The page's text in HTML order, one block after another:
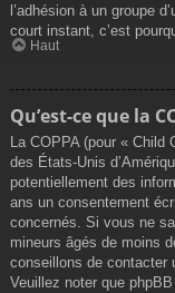
l’adhésion à un groupe
court instant, c’est
Haut
Qu’est-ce que la
La COPPA (pour «
des États-Unis
potentiellement des
ans un consentement
concernés. Si vous ne
mineurs âgés de moins
conseillons de contacter
Veuillez noter que